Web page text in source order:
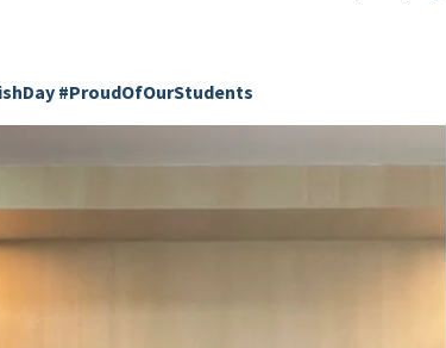
#ProudOfOurStudents